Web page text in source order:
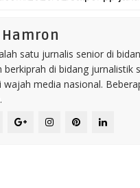
satu jurnalis senior di
berkiprah di bidang jurnalistik
wajah media nasional.